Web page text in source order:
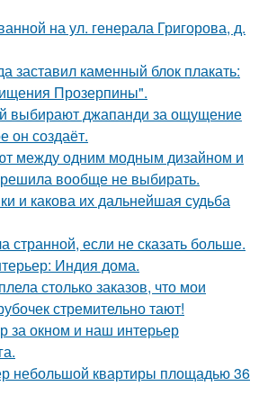
на ул. генерала Григорова, д.
заставил каменный блок плакать:
Прозерпины".
выбирают джапанди за ощущение
он создаёт.
между одним модным дизайном и
вообще не выбирать.
и какова их дальнейшая судьба
если не сказать больше.
Индия дома.
столько заказов, что мои
стремительно тают!
за окном и наш интерьер
небольшой квартиры площадью 36